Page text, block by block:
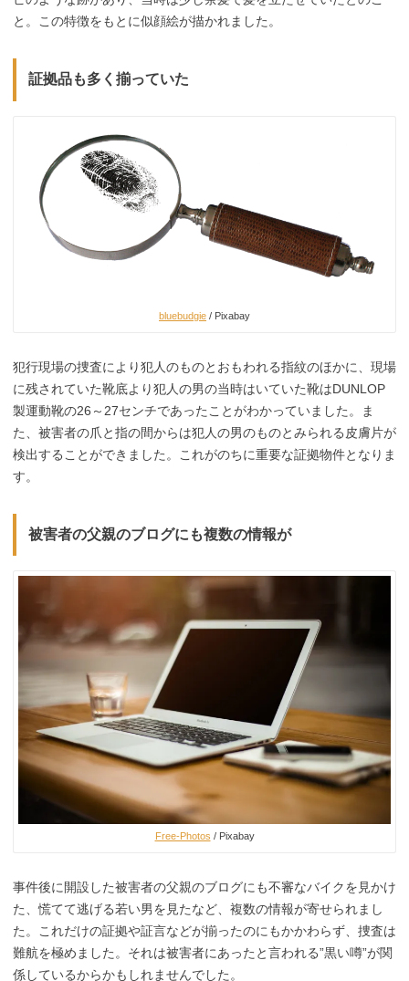
と。この特徴をもとに似顔絵が描かれました。
証拠品も多く揃っていた
bluebudgie / Pixabay
犯行現場の捜査により犯人のものとおもわれる指紋のほかに、現場
に残されていた靴底より犯人の男の当時はいていた靴はDUNLOP
製運動靴の26～27センチであったことがわかっていました。ま
た、被害者の爪と指の間からは犯人の男のものとみられる皮膚片が
検出することができました。これがのちに重要な証拠物件となりま
す。
被害者の父親のブログにも複数の情報が
Free-Photos / Pixabay
事件後に開設した被害者の父親のブログにも不審なバイクを見かけ
た、慌てて逃げる若い男を見たなど、複数の情報が寄せられまし
た。これだけの証拠や証言などが揃ったのにもかかわらず、捜査は
難航を極めました。それは被害者にあったと言われる”黒い噂”が関
係しているからかもしれませんでした。